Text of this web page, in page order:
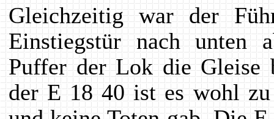
Gleichzeitig war der
Einstiegstür nach unten
Puffer der Lok die Gleise
der E 18 40 ist es wohl zu